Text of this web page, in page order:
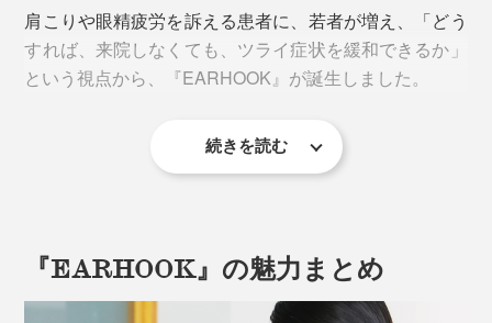
天容（てんよう）
首の筋肉の緊張をほぐし、首の動きを楽にする
動眼神経：眼の調節、眼の疲れ
内耳神経：めまい、乗り物酔い
顔面神経：表情筋、顔やせ
肩こりや眼精疲労を訴える患者に、若者が増え、「どう
すれば、来院しなくても、ツライ症状を緩和できるか」
という視点から、『EARHOOK』が誕生しました。
続きを読む
『EARHOOK』の魅力まとめ